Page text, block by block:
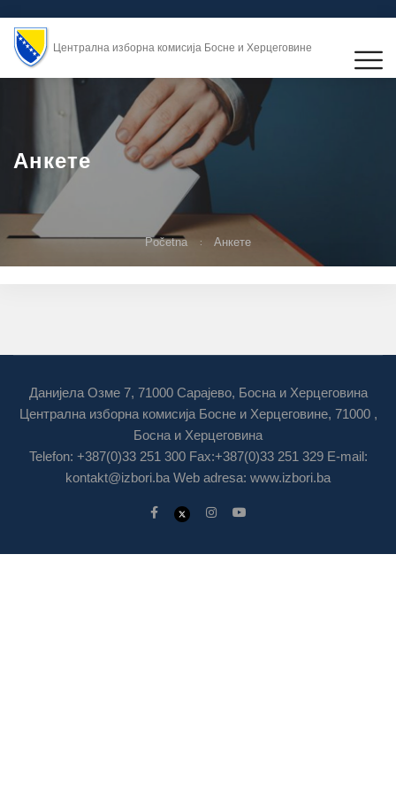
Централна изборна комисија Босне и Херцеговине
Анкете
Početna Анкете
Данијела Озме 7, 71000 Сарајево, Босна и Херцеговина
Централна изборна комисија Босне и Херцеговине, 71000 ,
Босна и Херцеговина
Telefon: +387(0)33 251 300 Fax:+387(0)33 251 329 E-mail:
kontakt@izbori.ba Web adresa: www.izbori.ba